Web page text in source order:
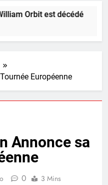
Orbit est décédé
Européenne
Annonce sa
0 3 Mins